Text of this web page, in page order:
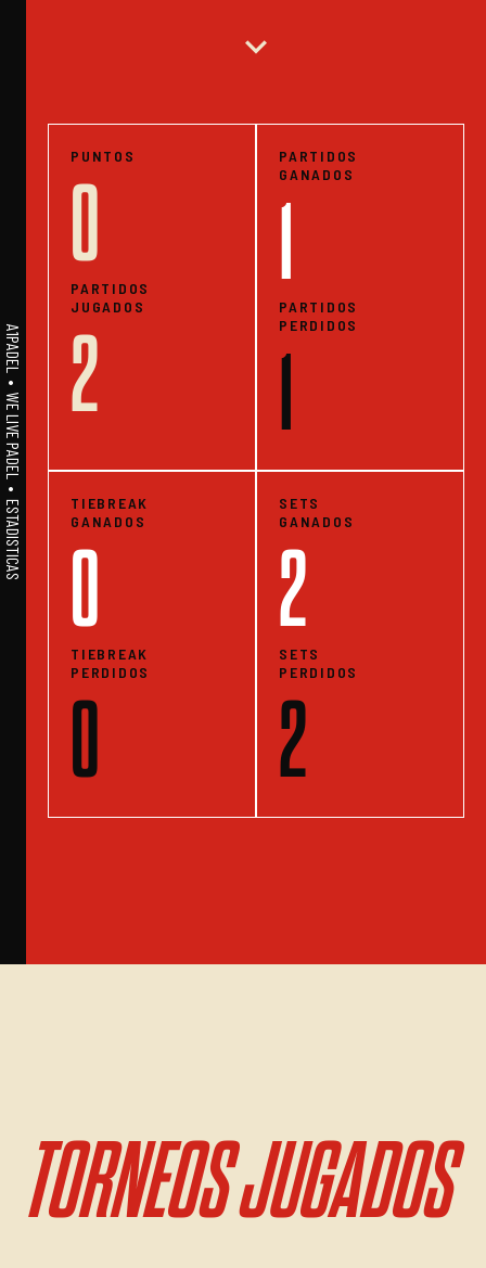
A1PADEL • WE LIVE PADEL • ESTADISTICAS
expand_more
PUNTOS
0
PARTIDOS
JUGADOS
2
PARTIDOS
GANADOS
1
PARTIDOS
PERDIDOS
1
TIEBREAK
GANADOS
0
TIEBREAK
PERDIDOS
0
SETS
GANADOS
2
SETS
PERDIDOS
2
TORNEOS JUGADOS